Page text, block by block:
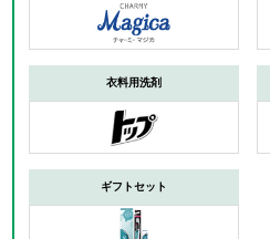
衣料用洗剤
ギフトセット